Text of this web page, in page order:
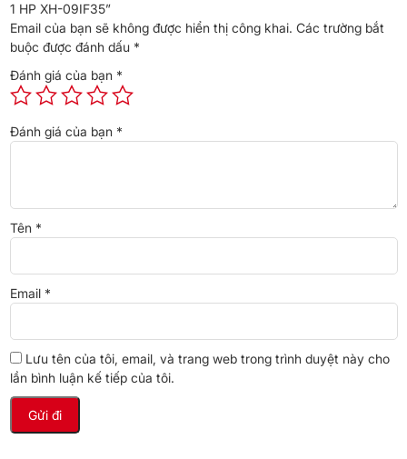
*Hình ảnh chỉ mang tính chất minh họa
dưới15m² (từ 30 đến 45m³)và đi kèm công suất sưởi ấm
là10.200 BTU.
đa
tức thì.
1 HP XH-09IF35”
Email của bạn sẽ không được hiển thị công khai. Các trường bắt
buộc được đánh dấu *
Đánh giá của bạn *
Đánh giá của bạn *
Tên *
Email *
Lưu tên của tôi, email, và trang web trong trình duyệt này cho
lần bình luận kế tiếp của tôi.